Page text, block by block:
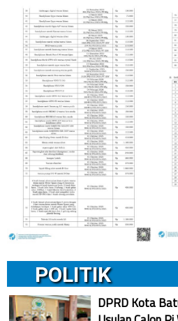
POLITIK
DPRD Kota
Usulan Calon